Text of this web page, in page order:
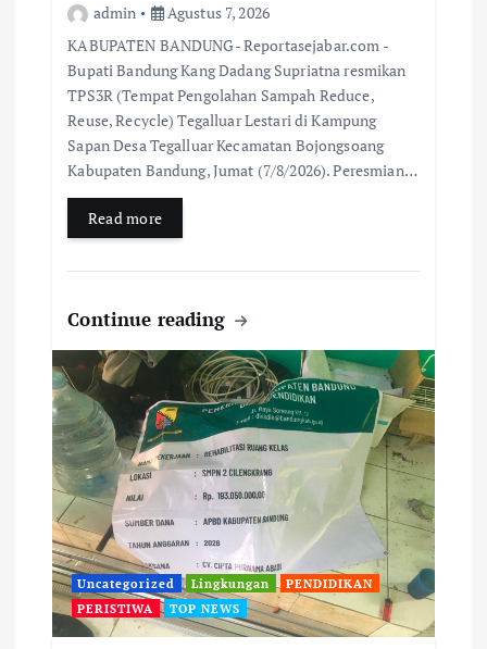
admin
Agustus 7, 2026
KABUPATEN BANDUNG- Reportasejabar.com -
Bupati Bandung Kang Dadang Supriatna resmikan
TPS3R (Tempat Pengolahan Sampah Reduce,
Reuse, Recycle) Tegalluar Lestari di Kampung
Sapan Desa Tegalluar Kecamatan Bojongsoang
Kabupaten Bandung, Jumat (7/8/2026). Peresmian…
Read more
Continue reading
Uncategorized Lingkungan
PENDIDIKAN
PERISTIWA
TOP NEWS